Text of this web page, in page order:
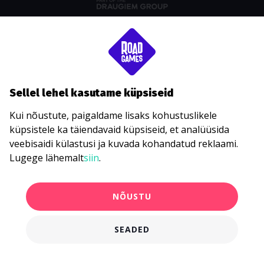
Sellel lehel kasutame küpsiseid
Kui nõustute, paigaldame lisaks kohustuslikele
küpsistele ka täiendavaid küpsiseid, et analüüsida
veebisaidi külastusi ja kuvada kohandatud reklaami.
Lugege lähemaltsiin.
NÕUSTU
SEADED